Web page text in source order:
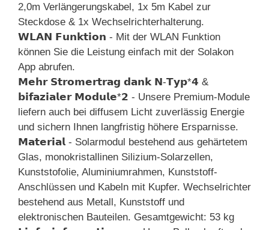
2,0m Verlängerungskabel, 1x 5m Kabel zur
Steckdose & 1x Wechselrichterhalterung.
𝗪𝗟𝗔𝗡 𝗙𝘂𝗻𝗸𝘁𝗶𝗼𝗻 - Mit der WLAN Funktion
können Sie die Leistung einfach mit der Solakon
App abrufen.
𝗠𝗲𝗵𝗿 𝗦𝘁𝗿𝗼𝗺𝗲𝗿𝘁𝗿𝗮𝗴 𝗱𝗮𝗻𝗸 𝗡-𝗧𝘆𝗽*𝟰 &
𝗯𝗶𝗳𝗮𝘇𝗶𝗮𝗹𝗲𝗿 𝗠𝗼𝗱𝘂𝗹𝗲*𝟮 - Unsere Premium-Module
liefern auch bei diffusem Licht zuverlässig Energie
und sichern Ihnen langfristig höhere Ersparnisse.
𝗠𝗮𝘁𝗲𝗿𝗶𝗮𝗹 - Solarmodul bestehend aus gehärtetem
Glas, monokristallinen Silizium-Solarzellen,
Kunststofolie, Aluminiumrahmen, Kunststoff-
Anschlüssen und Kabeln mit Kupfer. Wechselrichter
bestehend aus Metall, Kunststoff und
elektronischen Bauteilen. Gesamtgewicht: 53 kg